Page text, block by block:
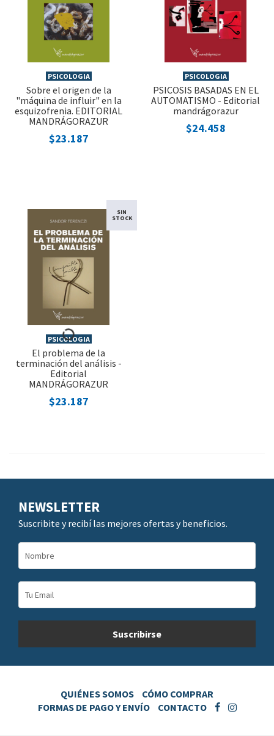
PSICOLOGIA
Sobre el origen de la
"máquina de influir" en la
esquizofrenia. EDITORIAL
MANDRÁGORAZUR
$23.187
PSICOLOGIA
PSICOSIS BASADAS EN EL
AUTOMATISMO - Editorial
mandrágorazur
$24.458
SIN
STOCK
PSICOLOGIA
El problema de la
terminación del análisis -
Editorial
MANDRÁGORAZUR
$23.187
NEWSLETTER
Suscribite y recibí las mejores ofertas y beneficios.
QUIÉNES SOMOS
CÓMO COMPRAR
FORMAS DE PAGO Y ENVÍO
CONTACTO